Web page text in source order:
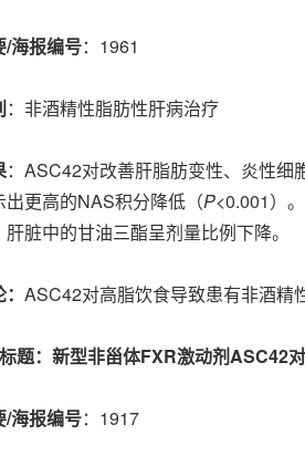
/海报编号：1961
：非酒精性脂肪性肝病治疗
：ASC42对改善肝脂肪变性、炎性
出更高的NAS积分降低（P<0.001）
肝脏中的甘油三酯呈剂量比例下降。
ASC42对高脂饮食导致患有非酒精
题：新型非甾体FXR激动剂ASC42
/海报编号：1917